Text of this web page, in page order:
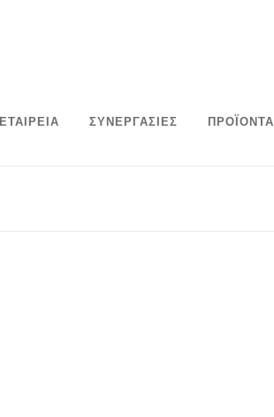
ΕΤΑΙΡΕΙΑ ΣΥΝΕΡΓΑΣΙΕΣ ΠΡΟΪΟΝΤΑ